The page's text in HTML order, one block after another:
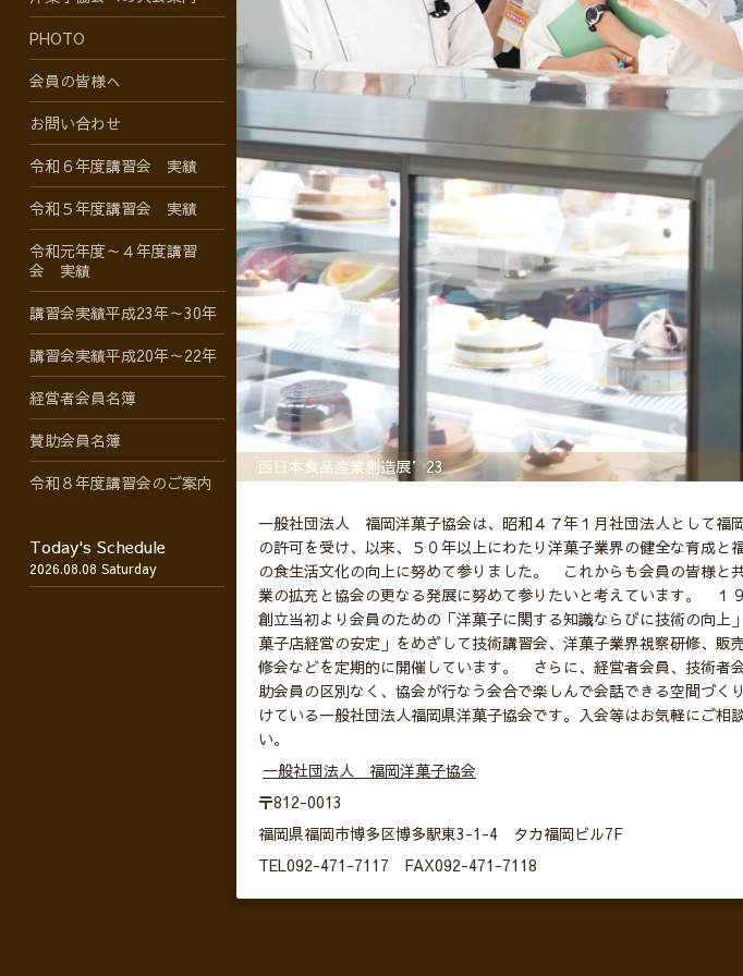
西日本食品産業創造展’23
一般社団法人 福岡洋菓子協会は、昭和４７年１月社団法人として福
の許可を受け、以来、５０年以上にわたり洋菓子業界の健全な育成と
の食生活文化の向上に努めて参りました。 これからも会員の皆様と
業の拡充と協会の更なる発展に努めて参りたいと考えています。 １
創立当初より会員のための「洋菓子に関する知識ならびに技術の向上
菓子店経営の安定」をめざして技術講習会、洋菓子業界視察研修、販
修会などを定期的に開催しています。 さらに、経営者会員、技術者
助会員の区別なく、協会が行なう会合で楽しんで会話できる空間づく
けている一般社団法人福岡県洋菓子協会です。入会等はお気軽にご相
い。
一般社団法人 福岡洋菓子協会
〒812-0013
福岡県福岡市博多区博多駅東3-1-4 タカ福岡ビル7F
TEL092-471-7117 FAX092-471-7118
PHOTO
会員の皆様へ
お問い合わせ
令和６年度講習会 実績
令和５年度講習会 実績
令和元年度～４年度講習
会 実績
講習会実績平成23年～30年
講習会実績平成20年～22年
経営者会員名簿
賛助会員名簿
令和８年度講習会のご案内
Today's Schedule
2026.08.08 Saturday